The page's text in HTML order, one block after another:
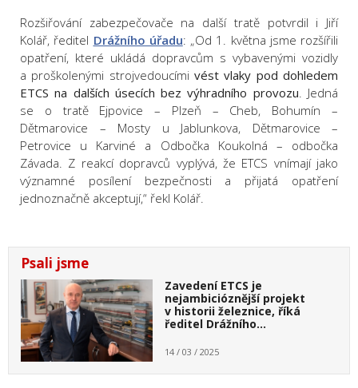
Rozšiřování zabezpečovače na další tratě potvrdil i Jiří
Kolář, ředitel Drážního úřadu: „Od 1. května jsme rozšířili
opatření, které ukládá dopravcům s vybavenými vozidly
a proškolenými strojvedoucími vést vlaky pod dohledem
ETCS na dalších úsecích bez výhradního provozu. Jedná
se o tratě Ejpovice – Plzeň – Cheb, Bohumín –
Dětmarovice – Mosty u Jablunkova, Dětmarovice –
Petrovice u Karviné a Odbočka Koukolná – odbočka
Závada. Z reakcí dopravců vyplývá, že ETCS vnímají jako
významné posílení bezpečnosti a přijatá opatření
jednoznačně akceptují,“ řekl Kolář.
Psali jsme
Zavedení ETCS je
nejambicióznější projekt
v historii železnice, říká
ředitel Drážního…
14 / 03 / 2025